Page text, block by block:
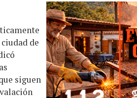
de
siguen